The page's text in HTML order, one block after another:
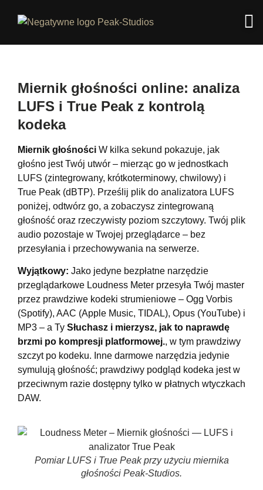
Miernik głośności online: analiza
LUFS i True Peak z kontrolą
kodeka
Miernik głośności W kilka sekund pokazuje, jak
głośno jest Twój utwór – mierząc go w jednostkach
LUFS (zintegrowany, krótkoterminowy, chwilowy) i
True Peak (dBTP). Prześlij plik do analizatora LUFS
poniżej, odtwórz go, a zobaczysz zintegrowaną
głośność oraz rzeczywisty poziom szczytowy. Twój plik
audio pozostaje w Twojej przeglądarce – bez
przesyłania i przechowywania na serwerze.
Wyjątkowy: Jako jedyne bezpłatne narzędzie
przeglądarkowe Loudness Meter przesyła Twój master
przez prawdziwe kodeki strumieniowe – Ogg Vorbis
(Spotify), AAC (Apple Music, TIDAL), Opus (YouTube) i
MP3 – a Ty Słuchasz i mierzysz, jak to naprawdę
brzmi po kompresji platformowej., w tym prawdziwy
szczyt po kodeku. Inne darmowe narzędzia jedynie
symulują głośność; prawdziwy podgląd kodeka jest w
przeciwnym razie dostępny tylko w płatnych wtyczkach
DAW.
Pomiar LUFS i True Peak przy użyciu miernika
głośności Peak-Studios.